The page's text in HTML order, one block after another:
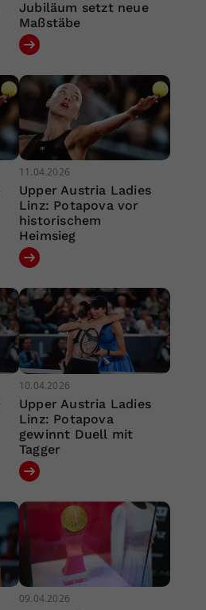
Jubiläum setzt neue
Maßstäbe
11.04.2026
Upper Austria Ladies
Linz: Potapova vor
historischem
Heimsieg
10.04.2026
Upper Austria Ladies
Linz: Potapova
gewinnt Duell mit
Tagger
09.04.2026